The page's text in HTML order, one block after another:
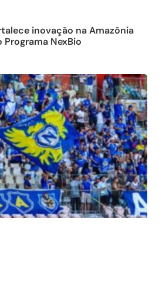
inovação na Amazônia
NexBio